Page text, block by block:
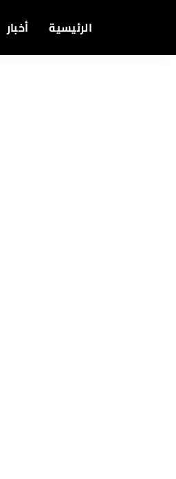
الرئيسية أخبار